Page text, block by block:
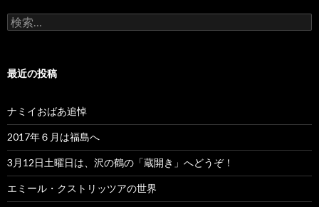
検
索:
最近の投稿
ナミイおばあ追悼
2017年６月は福島へ
3月12日土曜日は、沢の鶴の「蔵開き」へどうぞ！
エミール・クストリッツアの世界